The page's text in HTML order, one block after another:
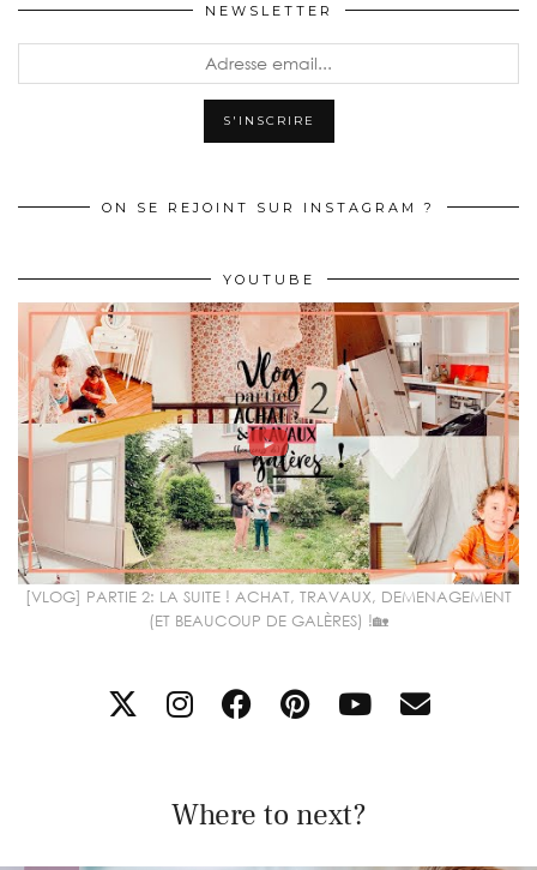
NEWSLETTER
ON SE REJOINT SUR INSTAGRAM ?
YOUTUBE
[VLOG] PARTIE 2: LA SUITE ! ACHAT, TRAVAUX, DEMENAGEMENT
(ET BEAUCOUP DE GALÈRES) !🏡
Where to next?